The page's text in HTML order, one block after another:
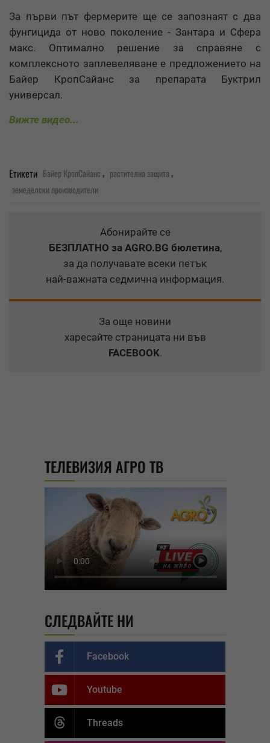
За първи път фермерите ще се запознаят с два
фунгицида от ново поколение - Зантара и Сфера
макс. Оптимално решение за справяне с
комплексното заплевеляване е предложението на
Байер КропСайанс за препарата Буктрил
универсал.
Вижте видео...
Етикети Байер КропСайанс, растителна защита,
земеделски производители
Абонирайте се
БЕЗПЛАТНО за AGRO.BG бюлетина,
за да получавате всеки петък
най-важната седмична информация.
За още новини
харесайте страницата ни във
FACEBOOK.
ТЕЛЕВИЗИЯ АГРО ТВ
СЛЕДВАЙТЕ НИ
Facebook
Youtube
Threads